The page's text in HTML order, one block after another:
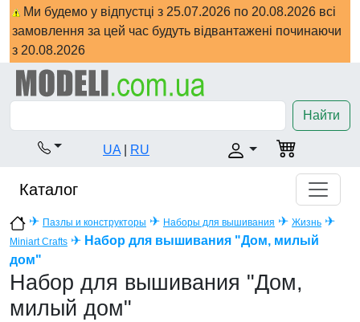
Ми будемо у відпустці з 25.07.2026 по 20.08.2026 всі
замовлення за цей час будуть відвантажені починаючи
з 20.08.2026
Найти
UA RU
Каталог
✈ Пазлы и конструкторы ✈ Наборы для вышивания ✈ Жизнь ✈
Miniart Crafts ✈ Набор для вышивания "Дом, милый
дом"
Набор для вышивания "Дом,
милый дом"